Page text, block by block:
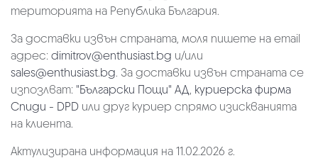
територията на Република България.
За доставки извън страната, моля пишете на email
адрес: dimitrov@enthusiast.bg и/или
sales@enthusiast.bg. За доставки извън страната се
изпозлват: "Български Пощи" АД, куриерска фирма
Спиди - DPD или друг куриер спрямо изискванията
на клиента.
Актулизирана информация на 11.02.2026 г.